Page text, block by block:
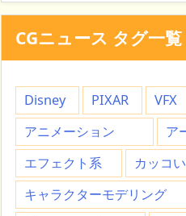
CGニュース タグ一覧
Disney PIXAR VFX
アニメーション
ア
エフェクト系
カッコ
キャラクターモデリング